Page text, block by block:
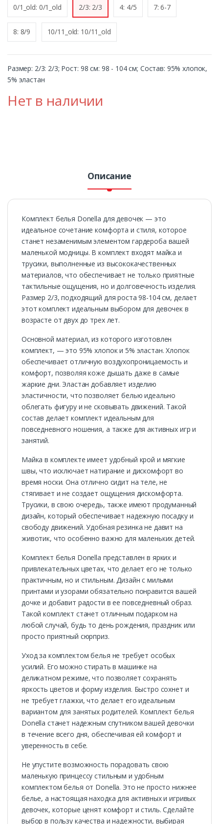
0/1_old: 0/1_old 2/3: 2/3 4: 4/5 7: 6-7
8: 8/9 10/11_old: 10/11_old
Размер: 2/3: 2/3; Рост: 98 см: 98 - 104 см; Состав: 95% хлопок,
5% эластан
Нет в наличии
Описание
Комплект белья Donella для девочек — это
идеальное сочетание комфорта и стиля, которое
станет незаменимым элементом гардероба вашей
маленькой модницы. В комплект входят майка и
трусики, выполненные из высококачественных
материалов, что обеспечивает не только приятные
тактильные ощущения, но и долговечность изделия.
Размер 2/3, подходящий для роста 98-104 см, делает
этот комплект идеальным выбором для девочек в
возрасте от двух до трех лет.
Основной материал, из которого изготовлен
комплект, — это 95% хлопок и 5% эластан. Хлопок
обеспечивает отличную воздухопроницаемость и
комфорт, позволяя коже дышать даже в самые
жаркие дни. Эластан добавляет изделию
эластичности, что позволяет белью идеально
облегать фигуру и не сковывать движений. Такой
состав делает комплект идеальным для
повседневного ношения, а также для активных игр и
занятий.
Майка в комплекте имеет удобный крой и мягкие
швы, что исключает натирание и дискомфорт во
время носки. Она отлично сидит на теле, не
стягивает и не создает ощущения дискомфорта.
Трусики, в свою очередь, также имеют продуманный
дизайн, который обеспечивает надежную посадку и
свободу движений. Удобная резинка не давит на
животик, что особенно важно для маленьких детей.
Комплект белья Donella представлен в ярких и
привлекательных цветах, что делает его не только
практичным, но и стильным. Дизайн с милыми
принтами и узорами обязательно понравится вашей
дочке и добавит радости в ее повседневный образ.
Такой комплект станет отличным подарком на
любой случай, будь то день рождения, праздник или
просто приятный сюрприз.
Уход за комплектом белья не требует особых
усилий. Его можно стирать в машинке на
деликатном режиме, что позволяет сохранять
яркость цветов и форму изделия. Быстро сохнет и
не требует глажки, что делает его идеальным
вариантом для занятых родителей. Комплект белья
Donella станет надежным спутником вашей девочки
в течение всего дня, обеспечивая ей комфорт и
уверенность в себе.
Не упустите возможность порадовать свою
маленькую принцессу стильным и удобным
комплектом белья от Donella. Это не просто нижнее
белье, а настоящая находка для активных и игривых
девочек, которые ценят комфорт и стиль. Сделайте
выбор в пользу качества и надежности, выбирая